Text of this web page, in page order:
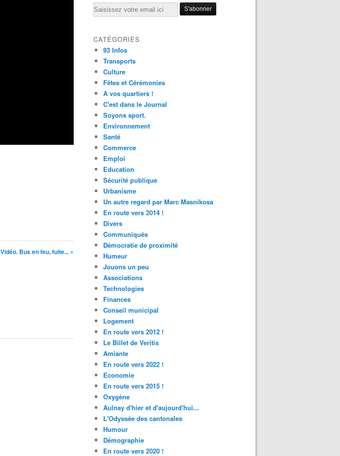
Vidéo. Bus en feu, fuite... »
Email
CATÉGORIES
93 Infos
Transports
Culture
Fêtes et Cérémonies
A vos quartiers !
C'est dans le Journal
Soyons sport.
Environnement
Santé
Commerce
Emploi
Education
Sécurité publique
Urbanisme
Un autre regard par Marc Masnikosa
En route vers 2014 !
Divers
Communiqués
Démocratie de proximité
Humeur
Jouons un peu
Associations
Technologies
Finances
Conseil municipal
Logement
En route vers 2012 !
Le Billet de Veritis
Amiante
En route vers 2022 !
Economie
En route vers 2015 !
Oxygène
Aulnay d'hier et d'aujourd'hui...
L'Odyssée des cantonales
Humour
Démographie
En route vers 2020 !